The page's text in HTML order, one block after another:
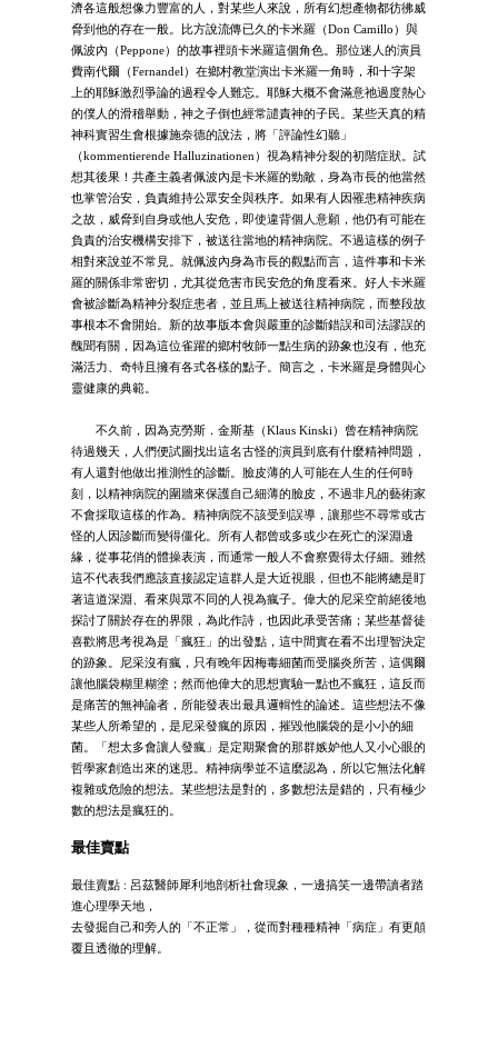
濟各這般想像力豐富的人，對某些人來說，所有幻想產物都彷彿威
脅到他的存在一般。比方說流傳已久的卡米羅（Don Camillo）與
佩波內（Peppone）的故事裡頭卡米羅這個角色。那位迷人的演員
費南代爾（Fernandel）在鄉村教堂演出卡米羅一角時，和十字架
上的耶穌激烈爭論的過程令人難忘。耶穌大概不會滿意祂過度熱心
的僕人的滑稽舉動，神之子倒也經常譴責神的子民。某些天真的精
神科實習生會根據施奈德的說法，將「評論性幻聽」
（kommentierende Halluzinationen）視為精神分裂的初階症狀。試
想其後果！共產主義者佩波內是卡米羅的勁敵，身為市長的他當然
也掌管治安，負責維持公眾安全與秩序。如果有人因罹患精神疾病
之故，威脅到自身或他人安危，即使違背個人意願，他仍有可能在
負責的治安機構安排下，被送往當地的精神病院。不過這樣的例子
相對來說並不常見。就佩波內身為市長的觀點而言，這件事和卡米
羅的關係非常密切，尤其從危害市民安危的角度看來。好人卡米羅
會被診斷為精神分裂症患者，並且馬上被送往精神病院，而整段故
事根本不會開始。新的故事版本會與嚴重的診斷錯誤和司法謬誤的
醜聞有關，因為這位雀躍的鄉村牧師一點生病的跡象也沒有，他充
滿活力、奇特且擁有各式各樣的點子。簡言之，卡米羅是身體與心
靈健康的典範。
不久前，因為克勞斯．金斯基（Klaus Kinski）曾在精神病院
待過幾天，人們便試圖找出這名古怪的演員到底有什麼精神問題，
有人還對他做出推測性的診斷。臉皮薄的人可能在人生的任何時
刻，以精神病院的圍牆來保護自己細薄的臉皮，不過非凡的藝術家
不會採取這樣的作為。精神病院不該受到誤導，讓那些不尋常或古
怪的人因診斷而變得僵化。所有人都曾或多或少在死亡的深淵邊
緣，從事花俏的體操表演，而通常一般人不會察覺得太仔細。雖然
這不代表我們應該直接認定這群人是大近視眼，但也不能將總是盯
著這道深淵、看來與眾不同的人視為瘋子。偉大的尼采空前絕後地
探討了關於存在的界限，為此作詩，也因此承受苦痛；某些基督徒
喜歡將思考視為是「瘋狂」的出發點，這中間實在看不出理智決定
的跡象。尼采沒有瘋，只有晚年因梅毒細菌而受腦炎所苦，這偶爾
讓他腦袋糊里糊塗；然而他偉大的思想實驗一點也不瘋狂，這反而
是痛苦的無神論者，所能發表出最具邏輯性的論述。這些想法不像
某些人所希望的，是尼采發瘋的原因，摧毀他腦袋的是小小的細
菌。「想太多會讓人發瘋」是定期聚會的那群嫉妒他人又小心眼的
哲學家創造出來的迷思。精神病學並不這麼認為，所以它無法化解
複雜或危險的想法。某些想法是對的，多數想法是錯的，只有極少
數的想法是瘋狂的。
最佳賣點
最佳賣點 : 呂茲醫師犀利地剖析社會現象，一邊搞笑一邊帶讀者踏
進心理學天地，
去發掘自己和旁人的「不正常」，從而對種種精神「病症」有更顛
覆且透徹的理解。